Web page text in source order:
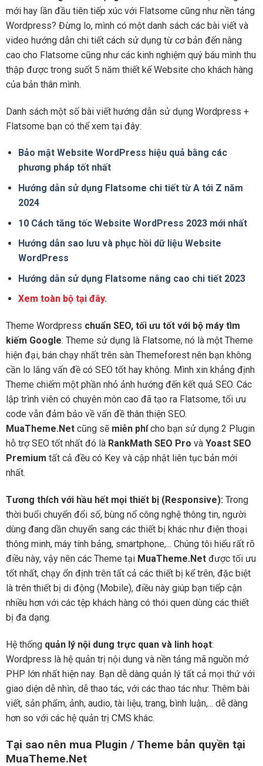
mới hay lần đầu tiên tiếp xúc với Flatsome cũng như nền tảng
Wordpress? Đừng lo, mình có một danh sách các bài viết và
video hướng dẫn chi tiết cách sử dụng từ cơ bản đến nâng
cao cho Flatsome cũng như các kinh nghiệm quý báu mình thu
thập được trong suốt 5 năm thiết kế Website cho khách hàng
của bản thân mình.
Danh sách một số bài viết hướng dẫn sử dụng Wordpress +
Flatsome bạn có thể xem tại đây:
Bảo mật Website WordPress hiệu quả bằng các
phương pháp tốt nhất
Hướng dẫn sử dụng Flatsome chi tiết từ A tới Z năm
2024
10 Cách tăng tốc Website WordPress 2023 mới nhất
Hướng dẫn sao lưu và phục hồi dữ liệu Website
WordPress
Hướng dẫn sử dụng Flatsome nâng cao chi tiết 2023
Xem toàn bộ tại đây.
Theme Wordpress chuẩn SEO, tối ưu tốt với bộ máy tìm
kiếm Google: Theme sử dụng là Flatsome, nó là một Theme
hiện đại, bán chạy nhất trên sàn Themeforest nên bạn không
cần lo lắng vấn đề có SEO tốt hay không. Mình xin khẳng định
Theme chiếm một phần nhỏ ảnh hướng đến kết quả SEO. Các
lập trình viên có chuyên môn cao đã tạo ra Flatsome, tối ưu
code vẫn đảm bảo về vấn đề thân thiện SEO.
MuaTheme.Net cũng sẽ miễn phícho bạn sử dụng 2 Plugin
hỗ trợ SEO tốt nhất đó là RankMath SEO Pro và Yoast SEO
Premium tất cả đều có Key và cập nhật liên tục bản mới
nhất.
Tương thích với hầu hết mọi thiết bị (Responsive): Trong
thời buổi chuyển đổi số, bùng nổ công nghệ thông tin, người
dùng đang dần chuyển sang các thiết bị khác như điện thoại
thông minh, máy tính bảng, smartphone,... Chúng tôi hiểu rất rõ
điều này, vậy nên các Theme tại MuaTheme.Net được tối ưu
tốt nhất, chạy ổn định trên tất cả các thiết bị kể trên, đặc biệt
là trên thiết bị di động (Mobile), điều này giúp bạn tiếp cận
nhiều hơn với các tệp khách hàng có thói quen dùng các thiết
bị đa dạng.
Hệ thống quản lý nội dung trực quan và linh hoạt:
Wordpress là hệ quản trị nội dung và nền tảng mã nguồn mở
PHP lớn nhất hiện nay. Bạn dễ dàng quản lý tất cả mọi thứ với
giao diện dễ nhìn, dễ thao tác, với các thao tác như: Thêm bài
viết, sản phẩm, ảnh, audio, tài liệu, trang, bình luận,... dễ dàng
hơn so với các hệ quản trị CMS khác.
Tại sao nên mua Plugin / Theme bản quyền tại
MuaTheme.Net